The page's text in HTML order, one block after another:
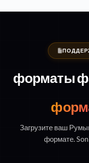
форматы
Загрузите ваш
формате.